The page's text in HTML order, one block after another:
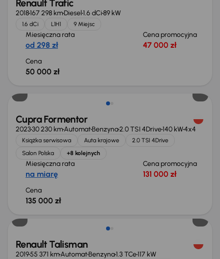
Renault Trafic
2018167 298 kmDiesel1.6 dCi89 kW
1.6 dCi L1H1 9 Miejsc
Miesięczna rata
od 298 zł
Cena promocyjna
47 000 zł
Cena
50 000 zł
Cupra Formentor
202330 230 kmAutomatBenzyna2.0 TSI 4Drive140 kW4x4
Książka serwisowa Auta krajowe
2.0 TSI 4Drive
Salon Polska
+8 kolejnych
Miesięczna rata
na miarę
Cena promocyjna
131 000 zł
Cena
135 000 zł
Renault Talisman
201955 371 kmAutomatBenzyna1.3 TCe117 kW